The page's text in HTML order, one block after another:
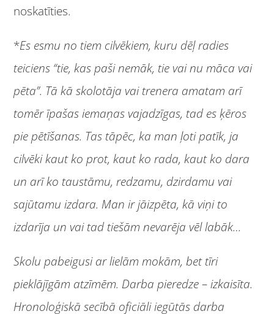
noskatīties.
*Es esmu no tiem cilvēkiem, kuru dēļ radies
teiciens “tie, kas paši nemāk, tie vai nu māca vai
pēta”. Tā kā skolotāja vai trenera amatam arī
tomēr īpašas iemaņas vajadzīgas, tad es ķēros
pie pētīšanas. Tas tāpēc, ka man ļoti patīk, ja
cilvēki kaut ko prot, kaut ko rada, kaut ko dara
un arī ko taustāmu, redzamu, dzirdamu vai
sajūtamu izdara. Man ir jāizpēta, kā viņi to
izdarīja un vai tad tiešām nevarēja vēl labāk…
Skolu pabeigusi ar lielām mokām, bet tīri
pieklājīgām atzīmēm. Darba pieredze – izkaisīta.
Hronoloģiskā secībā oficiāli iegūtās darba